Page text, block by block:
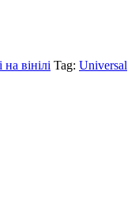
вінілі Tag: Universal